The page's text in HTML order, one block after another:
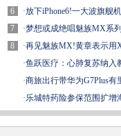
6
7
8
·放下iPhone6!一大波旗舰
·梦想或成绝唱魅族MX系
·再见魅族MX!黄章表示用
·鱼跃医疗：心肺复苏纳入
·商旅出行带华为G7Plus有
·乐城特药险参保范围扩增